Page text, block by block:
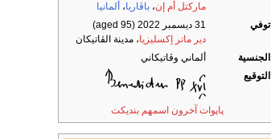
ماركتل أم إن، باڤاريا، ألمانيا
توفي
31 ديسمبر 2022
(aged 95)
دير ماتر إكسليزيا، مدينة الڤاتيكان
الجنسية
ألماني وڤاتيكاني
التوقيع
پاپوات آخرون اسمهم بنديكت